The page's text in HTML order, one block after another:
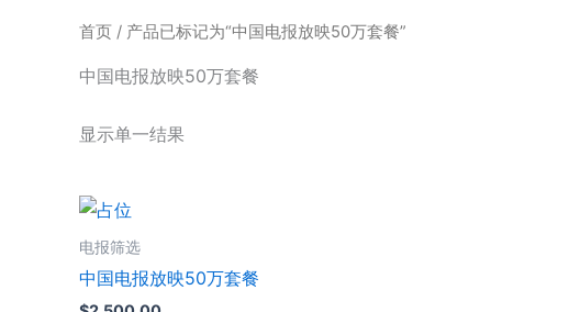
首页 / 产品已标记为“中国电报放映50万套餐”
中国电报放映50万套餐
显示单一结果
电报筛选
中国电报放映50万套餐